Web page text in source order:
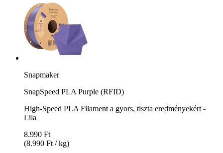
Snapmaker
SnapSpeed PLA Purple (RFID)
High-Speed PLA Filament a gyors, tiszta eredményekért -
Lila
8.990 Ft
(8.990 Ft / kg)